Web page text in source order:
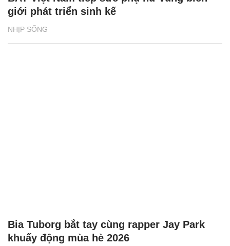
NHỊP SỐNG
giới phát triển sinh kế
Bia Tuborg bắt tay cùng rapper Jay Park
khuấy động mùa hè 2026